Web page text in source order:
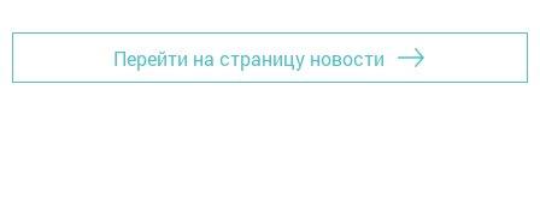
Перейти на страницу новости